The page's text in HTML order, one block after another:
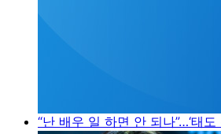
“난 배우 일 하면 안 되나”…‘태도